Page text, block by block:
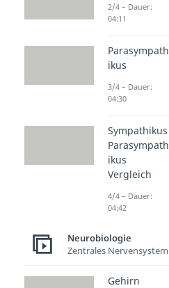
2/4 – Dauer:
04:11
Parasympath
ikus
3/4 – Dauer:
04:30
Sympathikus
Parasympath
ikus
Vergleich
4/4 – Dauer:
04:42
Neurobiologie
Zentrales Nervensystem
Gehirn